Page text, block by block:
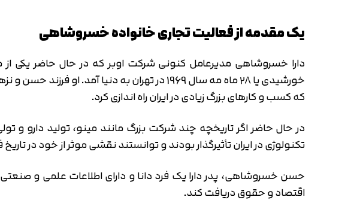
یک مقدمه از فعالیت تجاری خانواده خسروشاهی
خورشیدی یا 28 ماه مه سال 1969 در تهران به
که کسب و کارهای بزرگ زیادی در ایران راه اندازی کرد.
در حال حاضر اگر تاریخچه چند شرکت بزرگ مانند مینو، تولید
تکنولوژی در ایران تأثیرگذار بودند و توانستند نقشی موثر از خود در تاریخ
حسن خسروشاهی، پدر دارا یک فرد دانا و دارای اطلاعات علمی و
اقتصاد و حقوق دریافت کند.